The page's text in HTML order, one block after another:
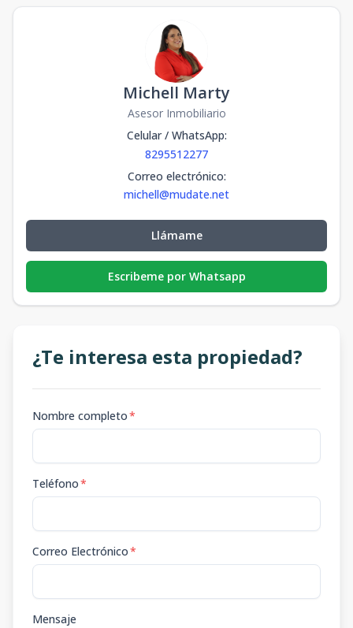
Michell Marty
Asesor Inmobiliario
Celular / WhatsApp:
8295512277
Correo electrónico:
michell@mudate.net
Llámame
Escribeme por Whatsapp
¿Te interesa esta propiedad?
Nombre completo*
Teléfono*
Correo Electrónico*
Mensaje